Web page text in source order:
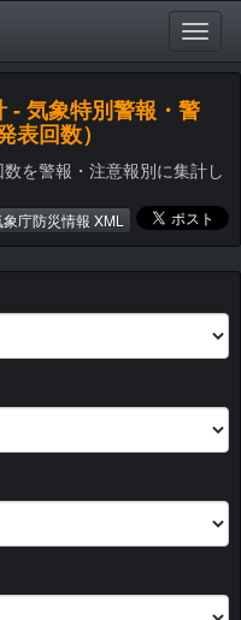
- 気象特別警報・警
回数）
を警報・注意報別に集計し
庁防災情報 XML